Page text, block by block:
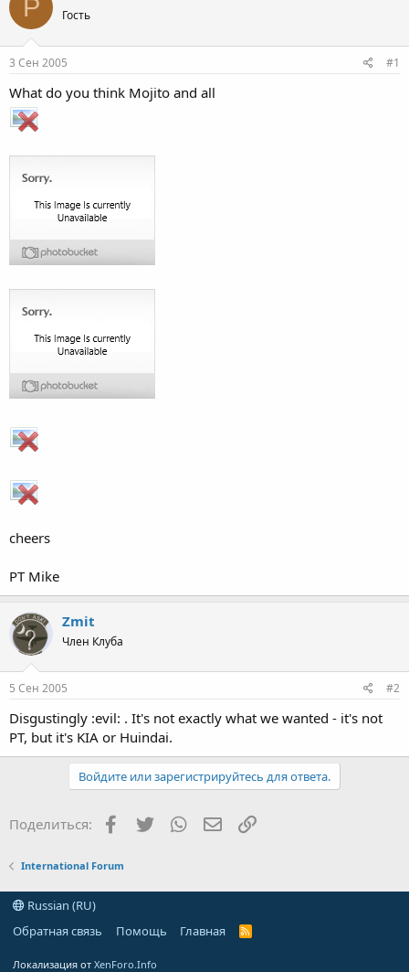
о
р
е
м
ы
н
л
P Гость
3 Сен 2005 #1
What do you think Mojito and all
cheers
PT Mike
Zmit
Член Клуба
5 Сен 2005 #2
Disgustingly :evil: . It's not exactly what we wanted - it's not
PT, but it's KIA or Huindai.
Войдите или зарегистрируйтесь для ответа.
Поделиться: Facebook
TwitterWhatsAppЭлектронная почта
Ссылка
International Forum
Russian (RU)
Обратная связь
Помощь Главная
R
Локализация от XenForo.Info